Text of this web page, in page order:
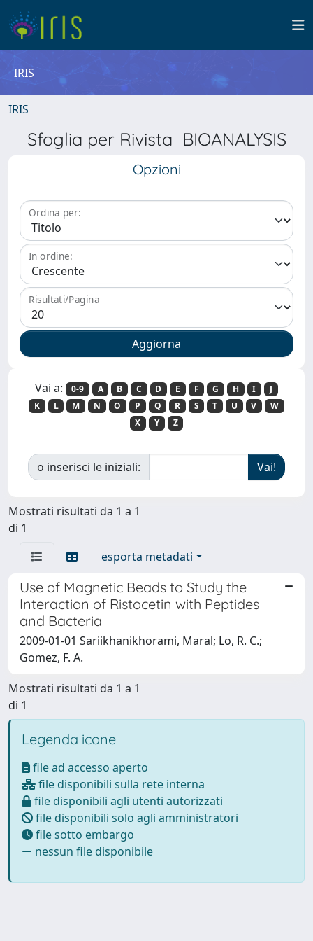
IRIS
IRIS
Sfoglia per Rivista BIOANALYSIS
Opzioni
Ordina per:
In ordine:
Risultati/Pagina
Vai a: 0-9 A B C D E F G H I
J
K
L M N O P Q R S T U V
W
X
Y Z
o inserisci le iniziali:
Mostrati risultati da 1 a 1
di 1
esporta metadati
Use of Magnetic Beads to Study the
Interaction of Ristocetin with Peptides
and Bacteria
2009-01-01 Sariikhanikhorami, Maral; Lo, R. C.;
Gomez, F. A.
Mostrati risultati da 1 a 1
di 1
Legenda icone
file ad accesso aperto
file disponibili sulla rete interna
file disponibili agli utenti autorizzati
file disponibili solo agli amministratori
file sotto embargo
nessun file disponibile